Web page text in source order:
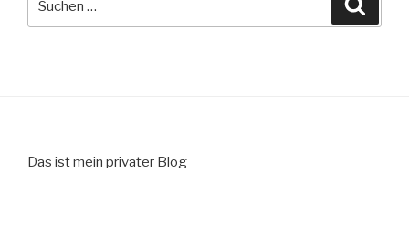
nach:
Das ist mein privater Blog